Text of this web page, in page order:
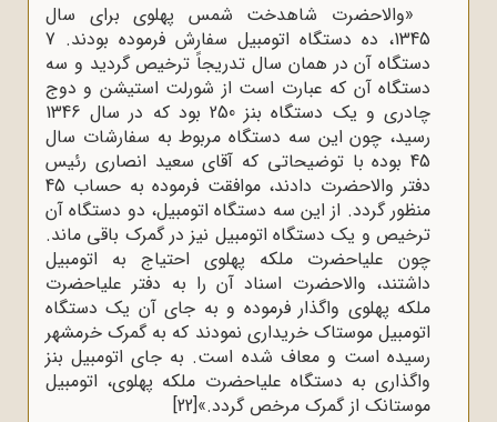
«والاحضرت شاهدخت شمس پهلوى براى سال
1345، ده دستگاه اتومبیل سفارش فرموده بودند. 7
دستگاه آن در همان سال تدریجاً ترخیص گردید و سه
دستگاه آن که عبارت است از شورلت استیشن و دوج
چادرى و یک دستگاه بنز 250 بود که در سال 1346
رسید، چون این سه دستگاه مربوط به سفارشات سال
45 بوده با توضیحاتى که آقاى سعید انصارى رئیس
دفتر والاحضرت دادند، موافقت فرموده به حساب 45
منظور گردد. از این سه دستگاه اتومبیل، دو دستگاه آن
ترخیص و یک دستگاه اتومبیل نیز در گمرک باقى ماند.
چون علیاحضرت ملکه پهلوى احتیاج به اتومبیل
داشتند، والاحضرت اسناد آن را به دفتر علیاحضرت
ملکه پهلوى واگذار فرموده و به جاى آن یک دستگاه
اتومبیل موستاک خریدارى نمودند که به گمرک خرمشهر
رسیده است و معاف شده است. به جاى اتومبیل بنز
واگذارى به دستگاه علیاحضرت ملکه پهلوى، اتومبیل
موستانک از گمرک مرخص گردد.»[22]